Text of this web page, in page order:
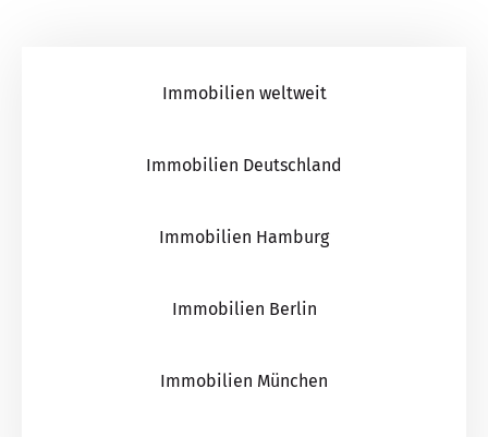
Immobilien weltweit
Immobilien Deutschland
Immobilien Hamburg
Immobilien Berlin
Immobilien München